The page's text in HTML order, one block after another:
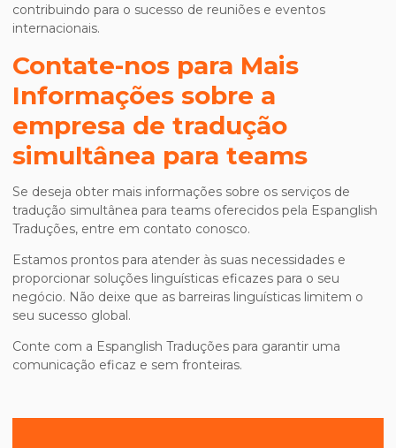
contribuindo para o sucesso de reuniões e eventos
internacionais.
Contate-nos para Mais
Informações sobre a
empresa de tradução
simultânea para teams
Se deseja obter mais informações sobre os serviços de
tradução simultânea para teams oferecidos pela Espanglish
Traduções, entre em contato conosco.
Estamos prontos para atender às suas necessidades e
proporcionar soluções linguísticas eficazes para o seu
negócio. Não deixe que as barreiras linguísticas limitem o
seu sucesso global.
Conte com a Espanglish Traduções para garantir uma
comunicação eficaz e sem fronteiras.